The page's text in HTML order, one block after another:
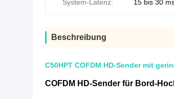
System-Latenz: 15 bis 30
Beschreibung
C50HPT COFDM HD-Sender mit
COFDM HD-Sender für Bord-